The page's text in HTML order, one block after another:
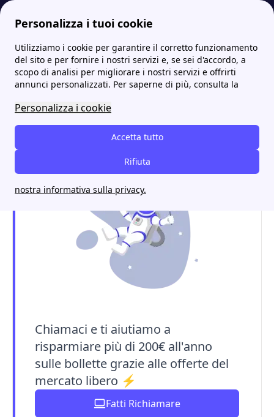
Personalizza i tuoi cookie
Utilizziamo i cookie per garantire il corretto funzionamento
del sito e per fornire i nostri servizi e, se sei d'accordo, a
scopo di analisi per migliorare i nostri servizi e offrirti
annunci personalizzati. Per saperne di più, consulta la
Personalizza i cookie
Accetta tutto
Rifiuta
nostra informativa sulla privacy.
Energia-Luce.it Uffici e sportelli ILLUMIA: dove trovarli, indirizzi e contatti Illumia a Catania: uffici, tariffe luce e gas e contatti utili
Illumia a Catania: uffici,
tariffe luce e gas e contatti
utili
Chiamaci e ti aiutiamo a
risparmiare più di 200€ all'anno
sulle bollette grazie alle offerte del
mercato libero ⚡
Fatti Richiamare